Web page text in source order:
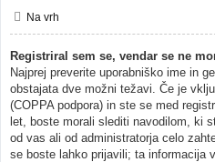
Na vrh
Registriral sem se, vendar se ne
Najprej preverite uporabniško ime in
obstajata dve možni težavi. Če je
(COPPA podpora) in ste se med
let, boste morali slediti navodilom, ki
od vas ali od administratorja celo
se boste lahko prijavili; ta informacija